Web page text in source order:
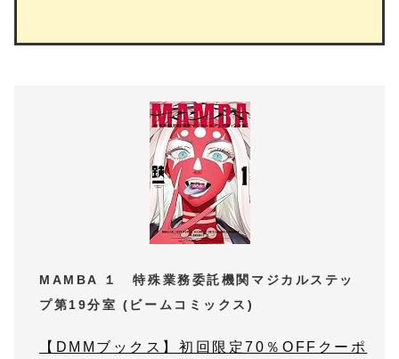
MAMBA １ 特殊業務委託機関マジカルステッ
プ第19分室 (ビームコミックス)
【DMMブックス】初回限定70％OFFクーポ